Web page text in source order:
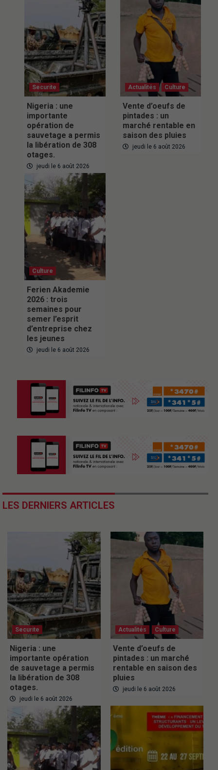
Securite
Nigeria : une
importante
opération de
sauvetage a permis
la libération de 308
otages.
jeudi le 6 août 2026
Actualités Culture
Vente d’oeufs de
pintades : un
marché rentable en
saison des pluies
jeudi le 6 août 2026
Culture
Ferien Akademie
2026 : trois
semaines pour
semer l’esprit
d’entreprise chez
les jeunes
jeudi le 6 août 2026
LES DERNIERS ARTICLES
Securite
Nigeria : une
importante opération
de sauvetage a permis
la libération de 308
otages.
jeudi le 6 août 2026
Actualités Culture
Vente d’oeufs de
pintades : un marché
rentable en saison des
pluies
jeudi le 6 août 2026